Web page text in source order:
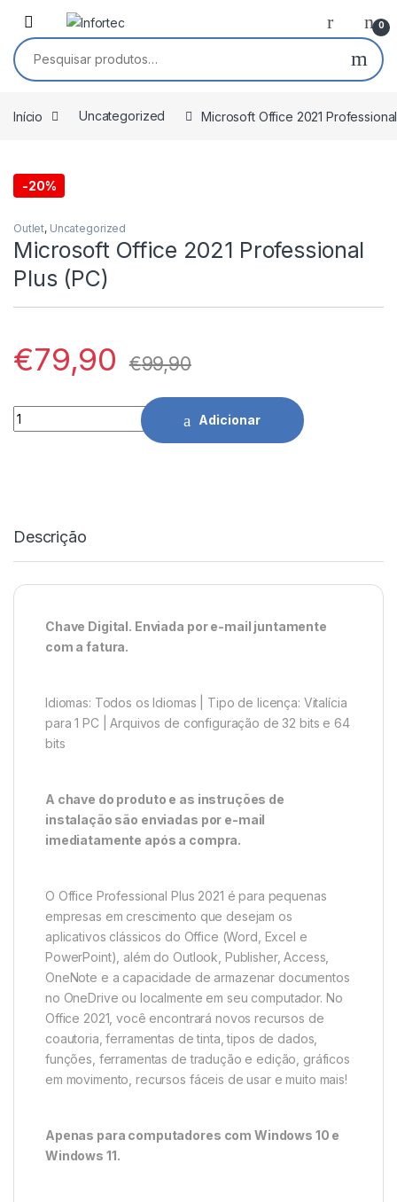
Saltar para navegação
Pular para o conteúdo
0
Pesquisar por:
Início Uncategorized Microsoft Office 2021
-20%
Outlet, Uncategorized
Microsoft Office 2021 Professional
Plus (PC)
€79,90 €99,90
Microsoft Office 2021 Professional Plus (PC) quantidade
Adicionar
Descrição
Chave Digital. Enviada por e-mail juntamente
com a fatura.
Idiomas: Todos os Idiomas | Tipo de licença: Vitalícia
para 1 PC | Arquivos de configuração de 32 bits e 64
bits
A chave do produto e as instruções de
instalação são enviadas por e-mail
imediatamente após a compra.
O Office Professional Plus 2021 é para pequenas
empresas em crescimento que desejam os
aplicativos clássicos do Office (Word, Excel e
PowerPoint), além do Outlook, Publisher, Access,
OneNote e a capacidade de armazenar documentos
no OneDrive ou localmente em seu computador. No
Office 2021, você encontrará novos recursos de
coautoria, ferramentas de tinta, tipos de dados,
funções, ferramentas de tradução e edição, gráficos
em movimento, recursos fáceis de usar e muito mais!
Apenas para computadores com Windows 10 e
Windows 11.